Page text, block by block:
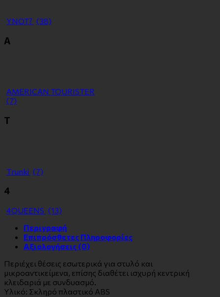
YNOT? (38)
Α
ΑMERICAN TOURISTER
(7)
Τ
Τrunki (7)
4
4QUEENS (13)
Περιγραφή
Επιπρόσθετες Πληροφορίες
Αξιολογήσεις (0)
Περιέχει θέσεις εσωτερικά για στυλό και
μικροαντικείμενα, επίσης διαθέτει ισχυρή κεντρική
κλειδαριά με συνδυασμό.
Υλικό: Σκληρό πλαστικό ΑBS